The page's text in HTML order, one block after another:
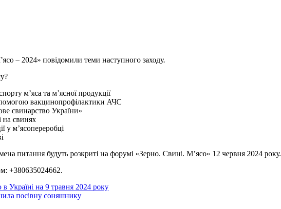
– 2024» повідомили теми наступного заходу.
мʼяса та м’ясної продукції
вакцинопрофілактики АЧС
свинарство України»
на свинях
у мʼясопереробці
питання будуть розкриті на форумі «Зерно. Свині. Мʼясо» 12 червня 2024 року.
+380635024662.
в Україні на 9 травня 2024 року
посівну соняшнику